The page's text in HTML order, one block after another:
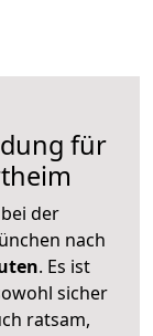
für
der
nach
. Es ist
sicher
ratsam,